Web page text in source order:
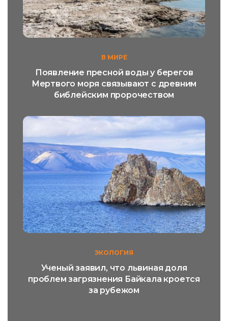
В МИРЕ
Появление пресной воды у берегов
Мертвого моря связывают с древним
библейским пророчеством
ЭКОЛОГИЯ
Ученый заявил, что львиная доля
проблем загрязнения Байкала кроется
за рубежом